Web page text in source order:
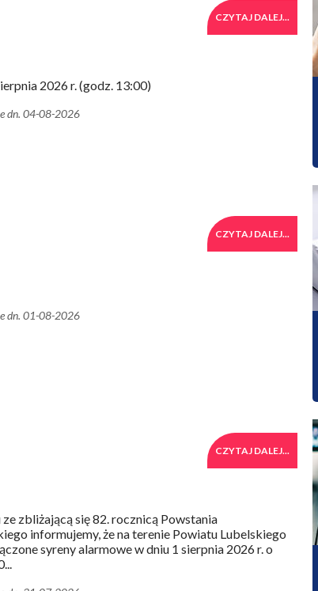
CZYTAJ DALEJ...
2026 r. (godz. 13:00)
dn. 04-08-2026
CZYTAJ DALEJ...
dn. 01-08-2026
CZYTAJ DALEJ...
zbliżającą się 82. rocznicą Powstania
informujemy, że na terenie Powiatu Lubelskiego
syreny alarmowe w dniu 1 sierpnia 2026 r. o